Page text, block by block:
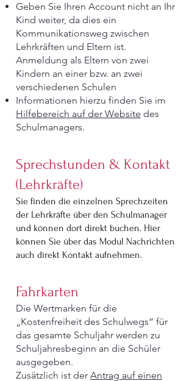
Geben Sie Ihren Account nicht an Ihr
Kind weiter, da dies ein
Kommunikationsweg zwischen
Lehrkräften und Eltern ist.
​Anmeldung als Eltern von zwei
Kindern an einer bzw. an zwei
verschiedenen Schulen
Informationen hierzu finden Sie im
Hilfebereich auf der Website des
Schulmanagers.
Sprechstunden & Kontakt
(Lehrkräfte)
Sie finden die einzelnen Sprechzeiten
der Lehrkräfte über den Schulmanager
und können dort direkt buchen. Hier
können Sie über das Modul Nachrichten
auch direkt Kontakt aufnehmen.
Fahrkarten
Die Wertmarken für die
„Kostenfreiheit des Schulwegs“ für
das gesamte Schuljahr werden zu
Schuljahresbeginn an die Schüler
ausgegeben.
Zusätzlich ist der Antrag auf einen